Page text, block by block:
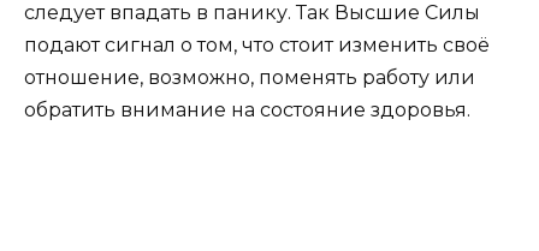
следует впадать в панику. Так Высшие Силы
подают сигнал о том, что стоит изменить своё
отношение, возможно, поменять работу или
обратить внимание на состояние здоровья.